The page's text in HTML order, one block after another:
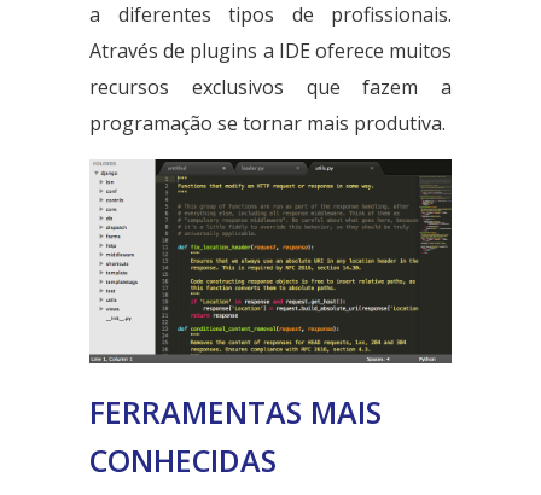
a diferentes tipos de profissionais.
Através de plugins a IDE oferece muitos
recursos exclusivos que fazem a
programação se tornar mais produtiva.
FERRAMENTAS MAIS
CONHECIDAS